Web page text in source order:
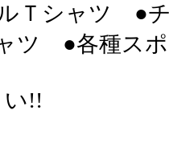
Ｔシャツ ●
ツ ●各種ス
!!